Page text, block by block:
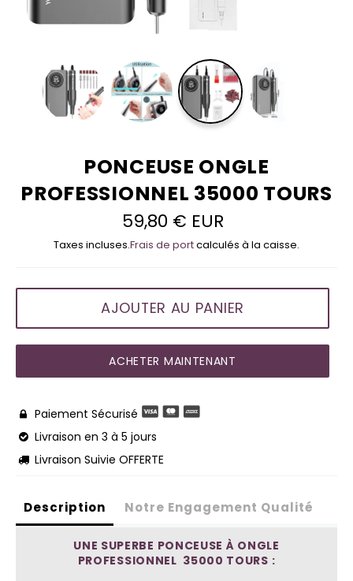
PONCEUSE ONGLE
PROFESSIONNEL 35000 TOURS
Prix
régulier
59,80 € EUR
Taxes incluses.Frais de portcalculés à la caisse.
AJOUTER AU PANIER
ACHETER MAINTENANT
 Paiement Sécurisé
 Livraison en 3 à 5 jours
 Livraison Suivie OFFERTE
Description Notre Engagement Qualité
UNE SUPERBE PONCEUSE À ONGLE
PROFESSIONNEL 35000 TOURS :